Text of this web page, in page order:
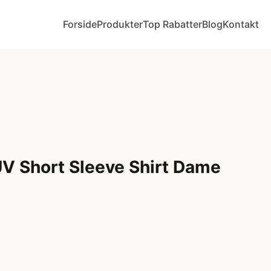
ForsideProdukterTop RabatterBlogKontakt
Short Sleeve Shirt Dame